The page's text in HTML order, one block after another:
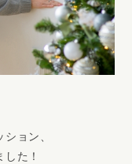
ョン、
た！